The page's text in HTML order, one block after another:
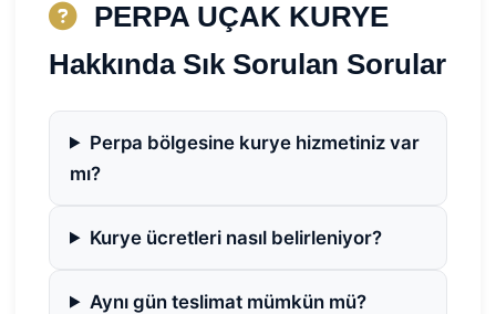
PERPA UÇAK KURYE
Hakkında Sık Sorulan Sorular
Perpa bölgesine kurye hizmetiniz var
mı?
Kurye ücretleri nasıl belirleniyor?
Aynı gün teslimat mümkün mü?